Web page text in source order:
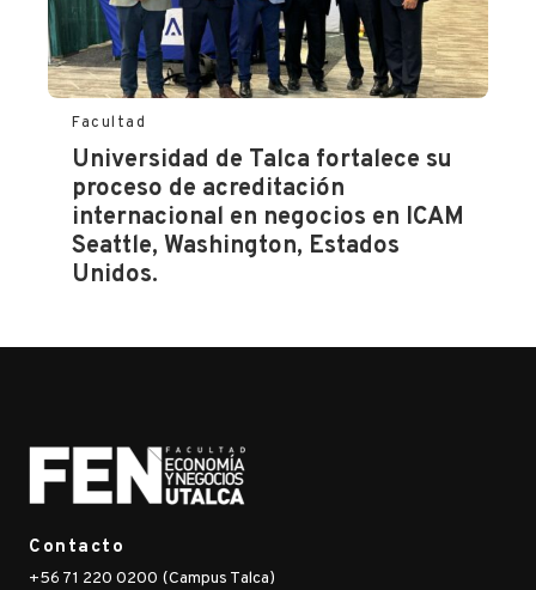
Facultad
Universidad de Talca fortalece su
proceso de acreditación
internacional en negocios en ICAM
Seattle, Washington, Estados
Unidos.
Contacto
+56 71 220 0200 (Campus Talca)